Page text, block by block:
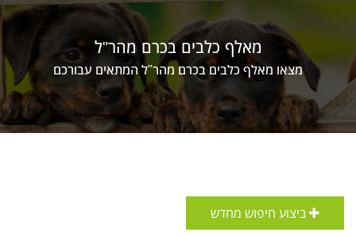
מאלף כלבים בכרם מהר"ל
מצאו מאלף כלבים בכרם מהר"ל המתאים עבורכם
ביצוע חיפוש מחדש